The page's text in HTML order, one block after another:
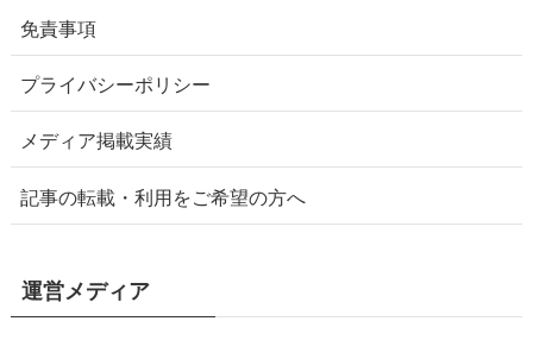
免責事項
プライバシーポリシー
メディア掲載実績
記事の転載・利用をご希望の方へ
運営メディア